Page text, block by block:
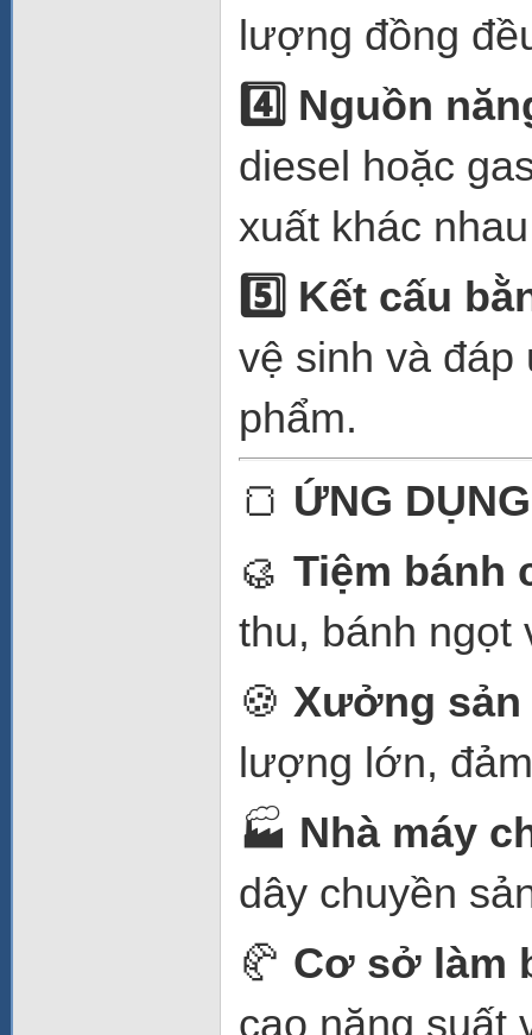
lượng đồng
4️ Nguồn
diesel hoặc
xuất khác
5️ Kết cấu
vệ sinh và
phẩm.
🍞 ỨNG
🥮 Tiệm bánh
thu, bánh ngọt
🍪 Xưởng sản
lượng lớn,
🏭 Nhà máy
dây chuyền
🥐 Cơ sở làm
cao năng suất